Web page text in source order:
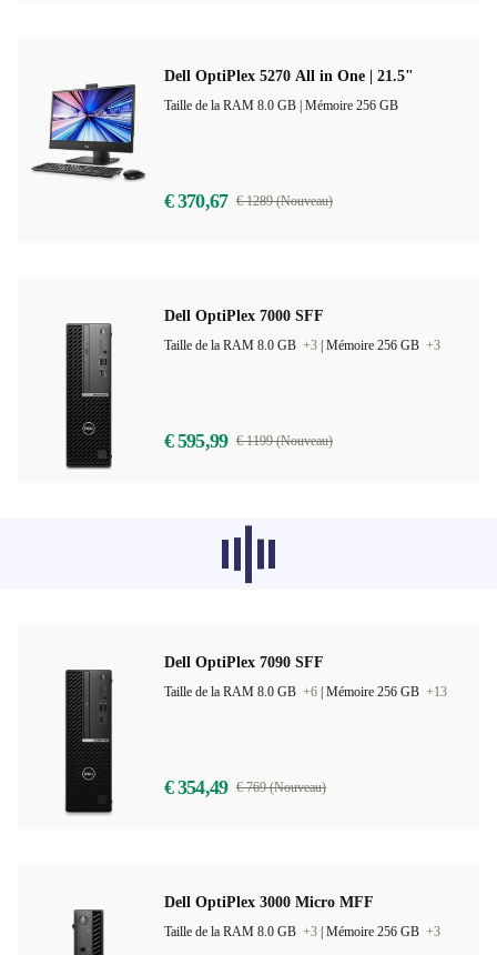
Dell OptiPlex 5270 All in One | 21.5"
Mémoire 256 GB
€ 370,67 € 1289 (Nouveau)
Dell OptiPlex 7000 SFF
Taille de la RAM 8.0 GB +3 Mémoire 256 GB +3
€ 595,99 € 1199 (Nouveau)
Les produits recommandés dans d'autres
catégories ne se chargent pas pour le
Dell OptiPlex 7090 SFF
Dell OptiPlex 3000 Micro MFF